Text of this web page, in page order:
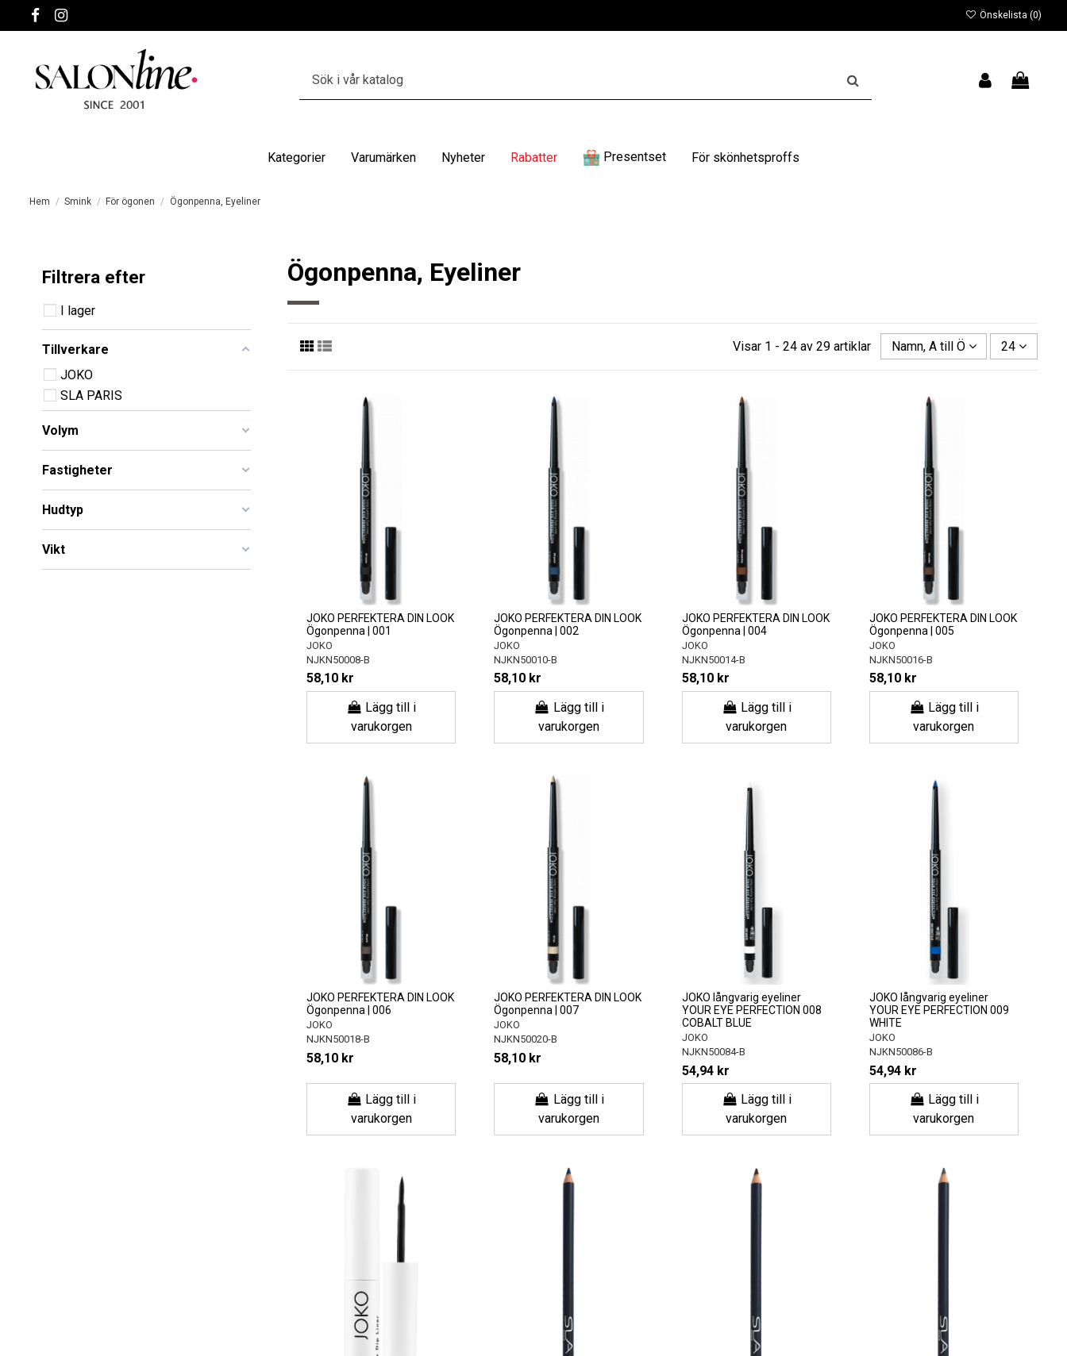
Önskelista (0)
Kategorier Varumärken Nyheter Rabatter Presentset För skönhetsproffs
Hem Smink För ögonen Ögonpenna, Eyeliner
Ögonpenna, Eyeliner
Visar 1 - 24 av 29 artiklar Namn, A till Ö 24
JOKO PERFEKTERA DIN LOOK
Ögonpenna | 001
JOKO
NJKN50008-B
58,10 kr
Lägg till i
varukorgen
JOKO PERFEKTERA DIN LOOK
Ögonpenna | 002
JOKO
NJKN50010-B
58,10 kr
Lägg till i
varukorgen
JOKO PERFEKTERA DIN LOOK
Ögonpenna | 004
JOKO
NJKN50014-B
58,10 kr
Lägg till i
varukorgen
JOKO PERFEKTERA DIN LOOK
Ögonpenna | 005
JOKO
NJKN50016-B
58,10 kr
Lägg till i
varukorgen
JOKO PERFEKTERA DIN LOOK
Ögonpenna | 006
JOKO
NJKN50018-B
58,10 kr
Lägg till i
varukorgen
JOKO PERFEKTERA DIN LOOK
Ögonpenna | 007
JOKO
NJKN50020-B
58,10 kr
Lägg till i
varukorgen
JOKO långvarig eyeliner
YOUR EYE PERFECTION 008
COBALT BLUE
JOKO
NJKN50084-B
54,94 kr
Lägg till i
varukorgen
JOKO långvarig eyeliner
YOUR EYE PERFECTION 009
WHITE
JOKO
NJKN50086-B
54,94 kr
Lägg till i
varukorgen
Filtrera efter
I lager
Tillverkare
JOKO
SLA PARIS
Volym
Fastigheter
Hudtyp
Vikt